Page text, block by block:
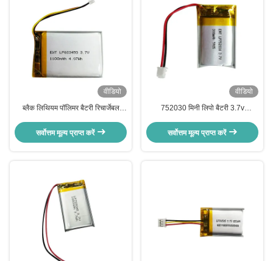
वीडियो
ब्लैक लिथियम पॉलिमर बैटरी रिचार्जेबल
सर्वोत्तम मूल्य प्राप्त करें
वीडियो
752030 मिनी लिपो बैटरी 3.7v
सर्वोत्तम मूल्य प्राप्त करें